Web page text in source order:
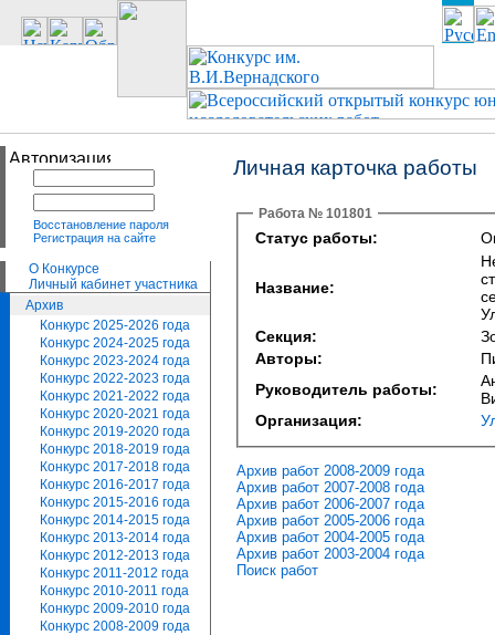
Восстановление пароля
Регистрация на сайте
О Конкурсе
Личный кабинет участника
Архив
Конкурс 2025-2026 года
Конкурс 2024-2025 года
Конкурс 2023-2024 года
Конкурс 2022-2023 года
Конкурс 2021-2022 года
Конкурс 2020-2021 года
Конкурс 2019-2020 года
Конкурс 2018-2019 года
Конкурс 2017-2018 года
Конкурс 2016-2017 года
Конкурс 2015-2016 года
Конкурс 2014-2015 года
Конкурс 2013-2014 года
Конкурс 2012-2013 года
Конкурс 2011-2012 года
Конкурс 2010-2011 года
Конкурс 2009-2010 года
Конкурс 2008-2009 года
Личная карточка работы
Работа № 101801
Статус работы:
Название:
Секция:
Авторы:
Руководитель работы:
Организация:
Архив работ 2008-2009 года
Архив работ 2007-2008 года
Архив работ 2006-2007 года
Архив работ 2005-2006 года
Архив работ 2004-2005 года
Архив работ 2003-2004 года
Поиск работ